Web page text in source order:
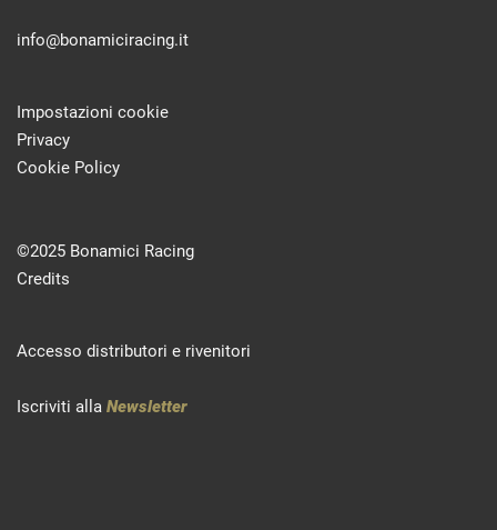
info@bonamiciracing.it
Impostazioni cookie
Privacy
Cookie Policy
©2025 Bonamici Racing
Credits
Accesso distributori e rivenitori
Iscriviti alla Newsletter